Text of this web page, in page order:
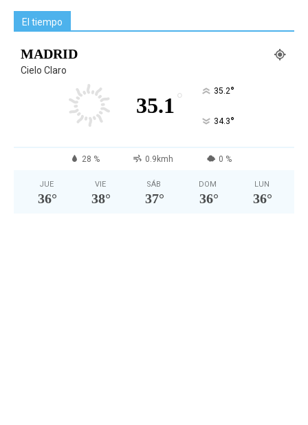
El tiempo
MADRID
Cielo Claro
35.1 ° 35.2°
34.3°
28 % 0.9kmh 0 %
JUE
36°
VIE
38°
SÁB
37°
DOM
36°
LUN
36°